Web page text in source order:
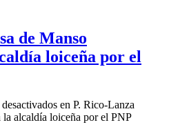
de Manso
loiceña por el
en P. Rico-Lanza
la alcaldía loiceña por el PNP